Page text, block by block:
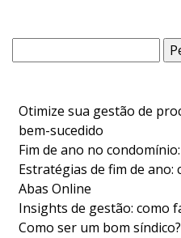
por:
Otimize sua gestão de
bem-sucedido
Fim de ano no
Estratégias de fim de ano:
Abas Online
Insights de gestão: como
Como ser um bom síndico?